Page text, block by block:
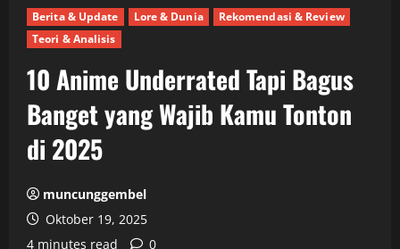
Berita & Update Lore & Dunia
Rekomendasi & Review
Teori & Analisis
10 Anime Underrated Tapi Bagus
Banget yang Wajib Kamu Tonton
di 2025
muncunggembel
Oktober 19, 2025
4 minutes read
0